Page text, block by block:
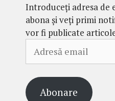
Introduceți adresa de
abona și veți primi
vor fi publicate
email
Abonare